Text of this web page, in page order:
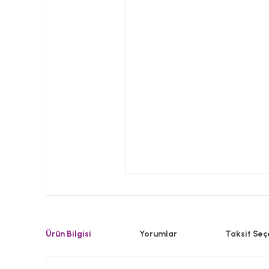
Ürün Bilgisi Yorumlar Taksit